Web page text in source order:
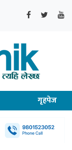
गृहपेज